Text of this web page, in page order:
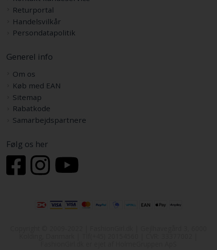
Returportal
Handelsvilkår
Persondatapolitik
Generel info
Om os
Køb med EAN
Sitemap
Rabatkode
Samarbejdspartnere
Følg os her